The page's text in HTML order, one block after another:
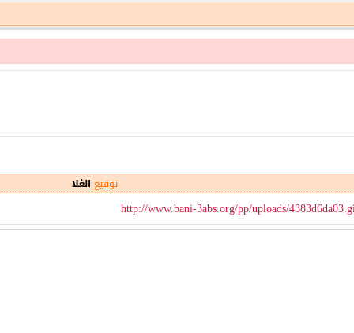
توقيع الغلا
http://www.bani-3abs.org/pp/uploads/